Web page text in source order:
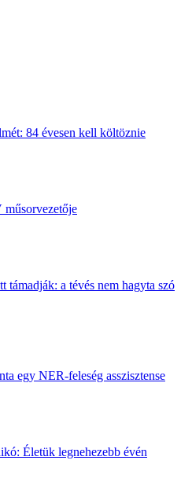
84 évesen kell költöznie
műsorvezetője
támadják: a tévés nem hagyta szó
egy NER-feleség asszisztense
Életük legnehezebb évén